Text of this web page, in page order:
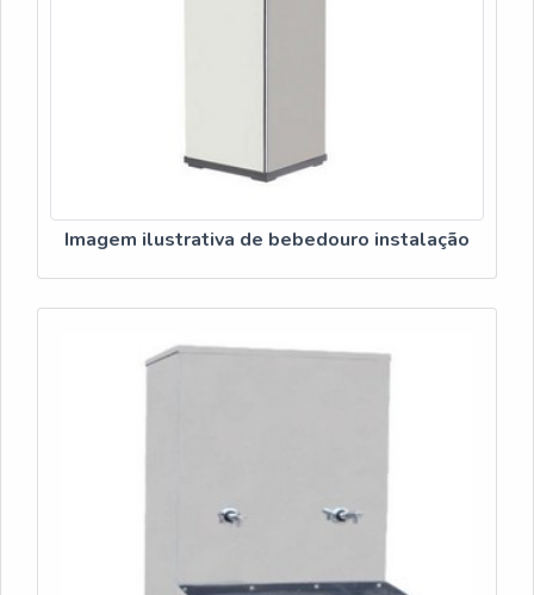
qualidade, a empresa oferece uma variedade de itens
filtro carbon block.É reconhecida por ser em uma
empresa comprometida com seus serviços e em uma
empresa inovadora, qualificações possíveis pelo fato de
a empresa possuir escritório de alta qualidade onde são
Tudo isso, unido a um time de equipe multidisciplinar de
Imagem ilustrativa de bebedouro instalação